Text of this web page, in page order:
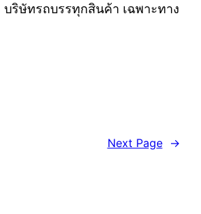
ริษัทรถบรรทุกสินค้า เฉพาะทาง
Next Page →